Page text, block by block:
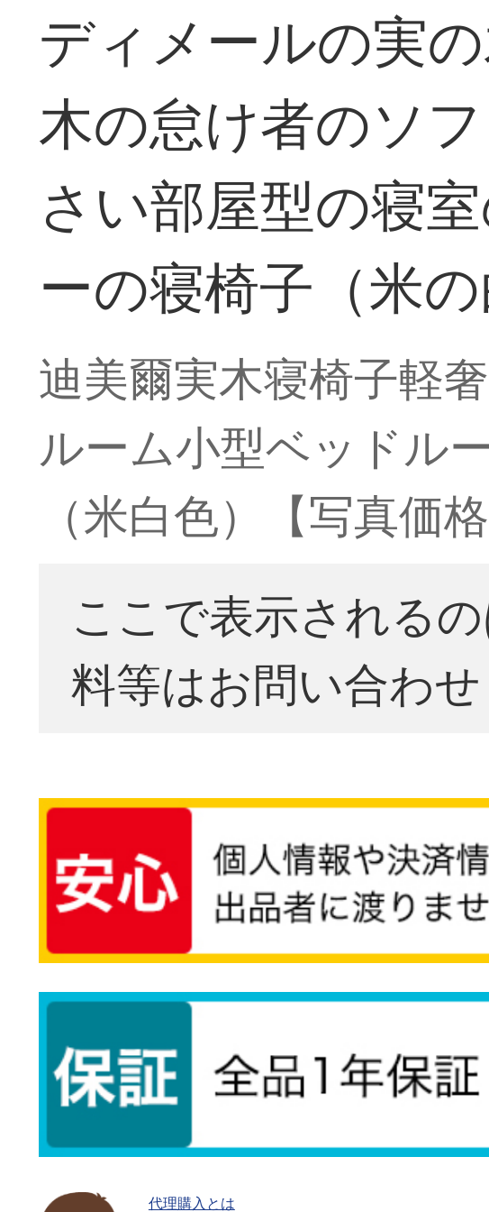
ディメールの実
木の怠け者のソ
さい部屋型の寝
ーの寝椅子（米の
迪美爾実木寝椅子軽
ルーム小型ベッドル
（米白色）【写真価
ここで表示される
料等はお問い合わ
代理購入とは